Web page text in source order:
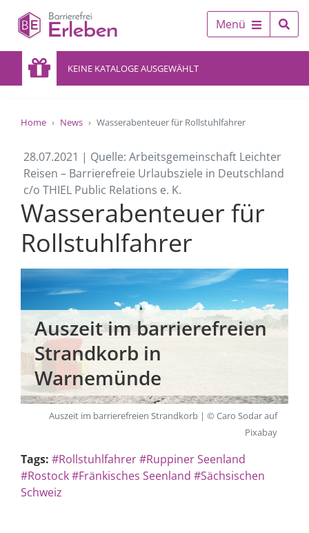
Menü
KEINE KATALOGE AUSGEWÄHLT
Home News Wasserabenteuer für Rollstuhlfahrer
28.07.2021 | Quelle: Arbeitsgemeinschaft Leichter
Reisen – Barrierefreie Urlaubsziele in Deutschland
c/o THIEL Public Relations e. K.
Wasserabenteuer für
Rollstuhlfahrer
Auszeit im barrierefreien
Strandkorb in
Warnemünde
Auszeit im barrierefreien Strandkorb | © Caro Sodar auf
Pixabay
Tags: #Rollstuhlfahrer#Ruppiner Seenland
#Rostock#Fränkisches Seenland #Sächsischen
Schweiz